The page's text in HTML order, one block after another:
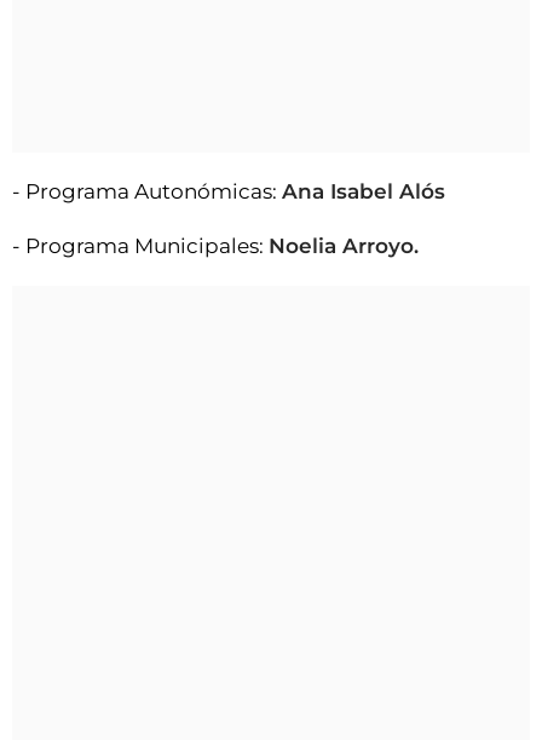
- Programa Autonómicas: Ana Isabel Alós
- Programa Municipales: Noelia Arroyo.